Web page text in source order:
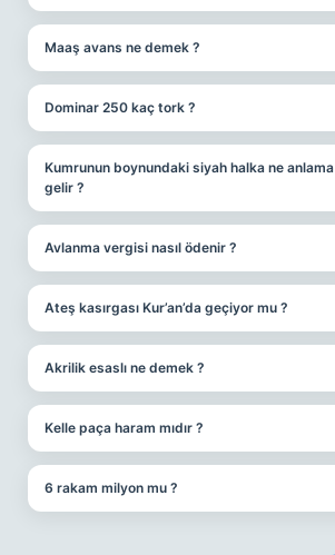
Maaş avans ne demek ?
Dominar 250 kaç tork ?
Kumrunun boynundaki siyah halka ne anlama
gelir ?
Avlanma vergisi nasıl ödenir ?
Ateş kasırgası Kur’an’da geçiyor mu ?
Akrilik esaslı ne demek ?
Kelle paça haram mıdır ?
6 rakam milyon mu ?